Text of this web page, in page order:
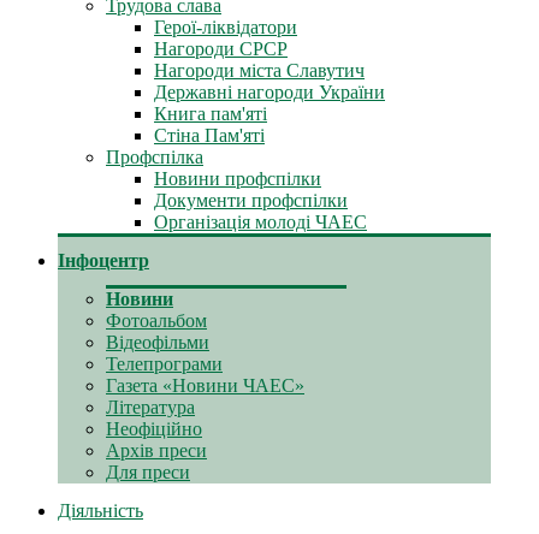
Трудова слава
Герої-ліквідатори
Нагороди СРСР
Нагороди міста Славутич
Державні нагороди України
Книга пам'яті
Стіна Пам'яті
Профспілка
Новини профспілки
Документи профспілки
Організація молоді ЧАЕС
Інфоцентр
Новини
Фотоальбом
Відеофільми
Телепрограми
Газета «Новини ЧАЕС»
Література
Неофіційно
Архів преси
Для преси
Діяльність